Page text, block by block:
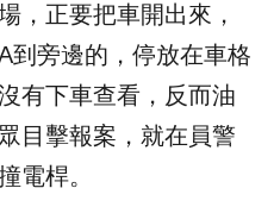
，正要把車開出來，
到旁邊的，停放在車格
有下車查看，反而油
目擊報案，就在員警
電桿。